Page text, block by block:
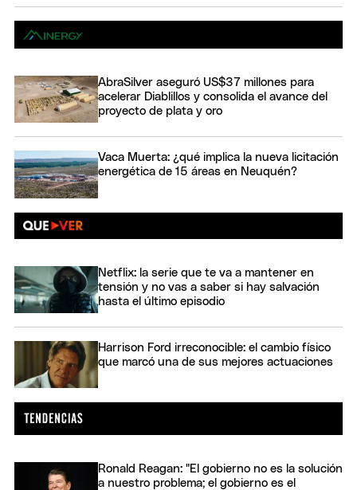
AbraSilver aseguró US$37 millones para
acelerar Diablillos y consolida el avance del
proyecto de plata y oro
Vaca Muerta: ¿qué implica la nueva licitación
energética de 15 áreas en Neuquén?
Netflix: la serie que te va a mantener en
tensión y no vas a saber si hay salvación
hasta el último episodio
Harrison Ford irreconocible: el cambio físico
que marcó una de sus mejores actuaciones
Ronald Reagan: "El gobierno no es la solución
a nuestro problema; el gobierno es el